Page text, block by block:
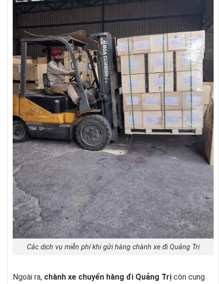
Các dịch vụ miễn phí khi gửi hàng chành xe đi Quảng Trị
Ngoài ra, chành xe chuyển hàng đi Quảng Trị còn cung